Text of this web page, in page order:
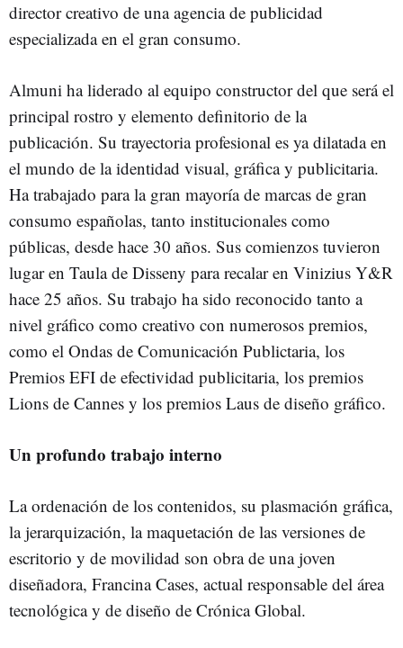
director creativo de una agencia de publicidad
especializada en el gran consumo.
Almuni ha liderado al equipo constructor del que será el
principal rostro y elemento definitorio de la
publicación. Su trayectoria profesional es ya dilatada en
el mundo de la identidad visual, gráfica y publicitaria.
Ha trabajado para la gran mayoría de marcas de gran
consumo españolas, tanto institucionales como
públicas, desde hace 30 años. Sus comienzos tuvieron
lugar en Taula de Disseny para recalar en Vinizius Y&R
hace 25 años. Su trabajo ha sido reconocido tanto a
nivel gráfico como creativo con numerosos premios,
como el Ondas de Comunicación Publictaria, los
Premios EFI de efectividad publicitaria, los premios
Lions de Cannes y los premios Laus de diseño gráfico.
Un profundo trabajo interno
La ordenación de los contenidos, su plasmación gráfica,
la jerarquización, la maquetación de las versiones de
escritorio y de movilidad son obra de una joven
diseñadora, Francina Cases, actual responsable del área
tecnológica y de diseño de Crónica Global.